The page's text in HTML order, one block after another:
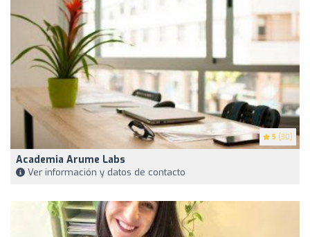
5 (30)
Academia Arume Labs
Ver información y datos de contacto